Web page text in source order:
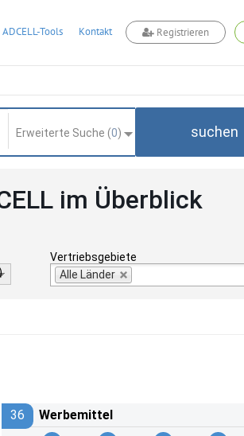
ADCELL-Tools Kontakt Registrieren
Erweiterte Suche (0) suchen
im Überblick
Vertriebsgebiete
Alle Länder
36 Werbemittel